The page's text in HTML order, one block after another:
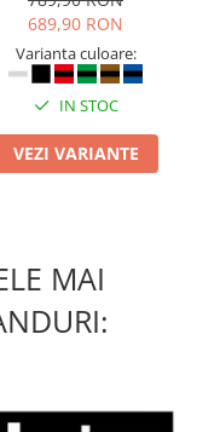
689,90 RON
Varianta culoare:
IN STOC
VEZI VARIANTE
MAI